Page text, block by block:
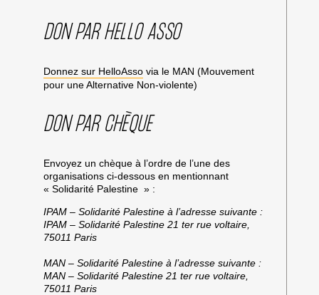
DON PAR HELLO ASSO
Donnez sur HelloAssovia le MAN (Mouvement
pour une Alternative Non-violente)
DON PAR CHÈQUE
Envoyez un chèque à l’ordre de l’une des
organisations ci-dessous en mentionnant
« Solidarité Palestine » :
IPAM – Solidarité Palestine à l’adresse suivante :
IPAM – Solidarité Palestine 21 ter rue voltaire,
75011 Paris
MAN – Solidarité Palestine à l’adresse suivante :
MAN – Solidarité Palestine 21 ter rue voltaire,
75011 Paris